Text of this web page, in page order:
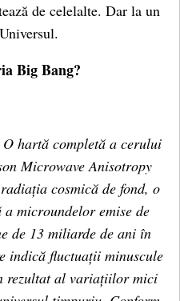
de celelalte. Dar la un
Big Bang?
hartă completă a cerului
Microwave Anisotropy
cosmică de fond, o
microundelor emise de
de 13 miliarde de ani în
indică fluctuații minuscule
rezultat al variațiilor mici